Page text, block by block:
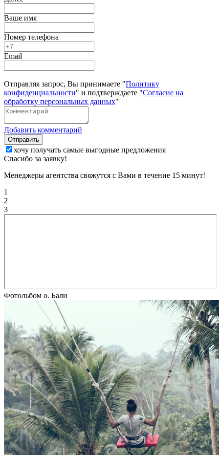
Ваше имя
Номер телефона
Email
Отправляя запрос, Вы принимаете "Политику
конфиденциальности" и подтверждаете "Согласие на
обработку персональных данных"
Добавить комментарий
Отправить
хочу получать самые выгодные предложения
Спасибо за заявку!
Менеджеры агентства свяжутся с Вами в течение 15 минут!
1
2
3
Фотольбом о. Бали